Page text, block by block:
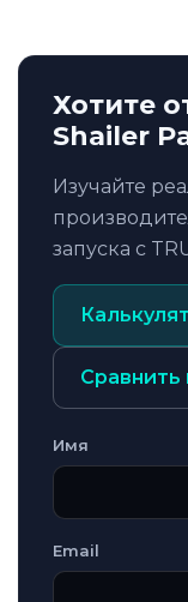
Хотите
Shailer
Изучайте
запуска с
Сравнить
Имя
Email